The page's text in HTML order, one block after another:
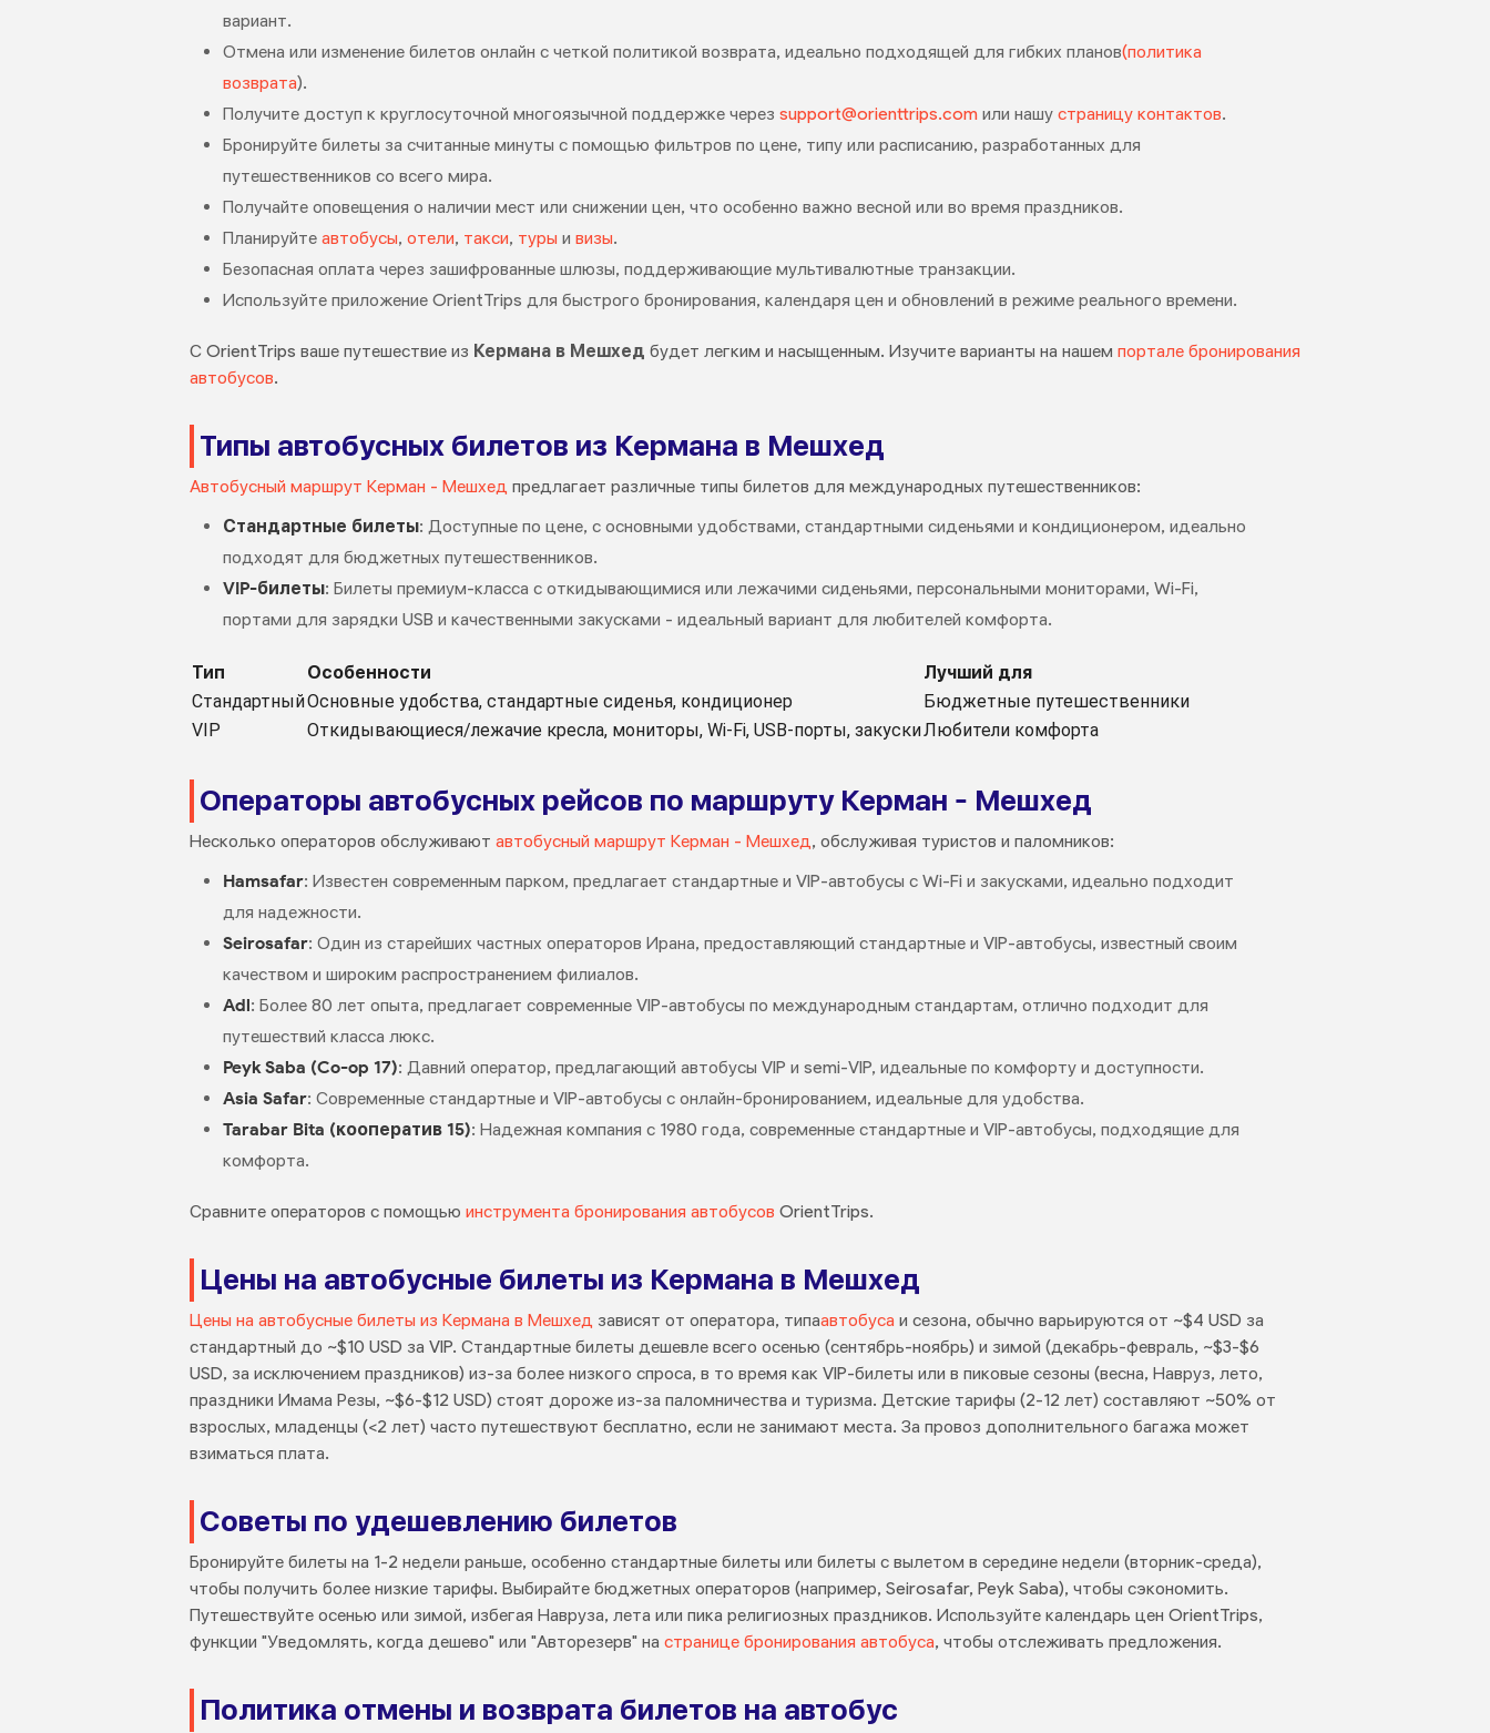
вариант.
Отмена или изменение билетов онлайн с четкой политикой возврата, идеально подходящей для гибких планов(политика
возврата).
Получите доступ к круглосуточной многоязычной поддержке через support@orienttrips.com или нашу страницу контактов.
Бронируйте билеты за считанные минуты с помощью фильтров по цене, типу или расписанию, разработанных для
путешественников со всего мира.
Получайте оповещения о наличии мест или снижении цен, что особенно важно весной или во время праздников.
Планируйте автобусы, отели, такси, туры и визы.
Безопасная оплата через зашифрованные шлюзы, поддерживающие мультивалютные транзакции.
Используйте приложение OrientTrips для быстрого бронирования, календаря цен и обновлений в режиме реального времени.
С OrientTrips ваше путешествие из Кермана в Мешхед будет легким и насыщенным. Изучите варианты на нашем портале бронирования
автобусов.
Типы автобусных билетов из Кермана в Мешхед
Автобусный маршрут Керман - Мешхед предлагает различные типы билетов для международных путешественников:
Стандартные билеты: Доступные по цене, с основными удобствами, стандартными сиденьями и кондиционером, идеально
подходят для бюджетных путешественников.
VIP-билеты: Билеты премиум-класса с откидывающимися или лежачими сиденьями, персональными мониторами, Wi-Fi,
портами для зарядки USB и качественными закусками - идеальный вариант для любителей комфорта.
Тип Особенности
Лучший для
СтандартныйОсновные удобства, стандартные сиденья, кондиционер
Бюджетные путешественники
VIP
Откидывающиеся/лежачие кресла, мониторы, Wi-Fi, USB-порты, закускиЛюбители комфорта
Операторы автобусных рейсов по маршруту Керман - Мешхед
Несколько операторов обслуживают автобусный маршрут Керман - Мешхед, обслуживая туристов и паломников:
Hamsafar: Известен современным парком, предлагает стандартные и VIP-автобусы с Wi-Fi и закусками, идеально подходит
для надежности.
Seirosafar: Один из старейших частных операторов Ирана, предоставляющий стандартные и VIP-автобусы, известный своим
качеством и широким распространением филиалов.
Adl: Более 80 лет опыта, предлагает современные VIP-автобусы по международным стандартам, отлично подходит для
путешествий класса люкс.
Peyk Saba (Co-op 17): Давний оператор, предлагающий автобусы VIP и semi-VIP, идеальные по комфорту и доступности.
Asia Safar: Современные стандартные и VIP-автобусы с онлайн-бронированием, идеальные для удобства.
Tarabar Bita (кооператив 15): Надежная компания с 1980 года, современные стандартные и VIP-автобусы, подходящие для
комфорта.
Сравните операторов с помощью инструмента бронирования автобусов OrientTrips.
Цены на автобусные билеты из Кермана в Мешхед
Цены на автобусные билеты из Кермана в Мешхед зависят от оператора, типаавтобуса и сезона, обычно варьируются от ~$4 USD за
стандартный до ~$10 USD за VIP. Стандартные билеты дешевле всего осенью (сентябрь-ноябрь) и зимой (декабрь-февраль, ~$3-$6
USD, за исключением праздников) из-за более низкого спроса, в то время как VIP-билеты или в пиковые сезоны (весна, Навруз, лето,
праздники Имама Резы, ~$6-$12 USD) стоят дороже из-за паломничества и туризма. Детские тарифы (2-12 лет) составляют ~50% от
взрослых, младенцы (<2 лет) часто путешествуют бесплатно, если не занимают места. За провоз дополнительного багажа может
взиматься плата.
Советы по удешевлению билетов
Бронируйте билеты на 1-2 недели раньше, особенно стандартные билеты или билеты с вылетом в середине недели (вторник-среда),
чтобы получить более низкие тарифы. Выбирайте бюджетных операторов (например, Seirosafar, Peyk Saba), чтобы сэкономить.
Путешествуйте осенью или зимой, избегая Навруза, лета или пика религиозных праздников. Используйте календарь цен OrientTrips,
функции "Уведомлять, когда дешево" или "Авторезерв" на странице бронирования автобуса, чтобы отслеживать предложения.
Политика отмены и возврата билетов на автобус